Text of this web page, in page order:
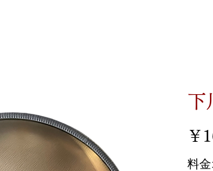
下
￥
料